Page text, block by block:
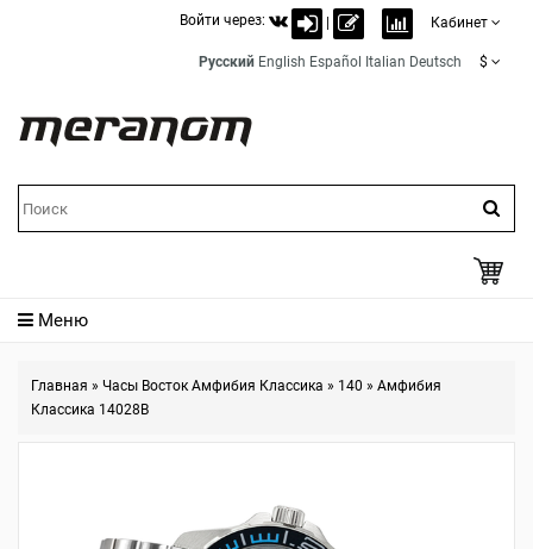
Войти через: Кабинет
Русский English Español Italian Deutsch $
Меню
Главная » Часы Восток Амфибия Классика » 140 » Амфибия
Классика 14028B